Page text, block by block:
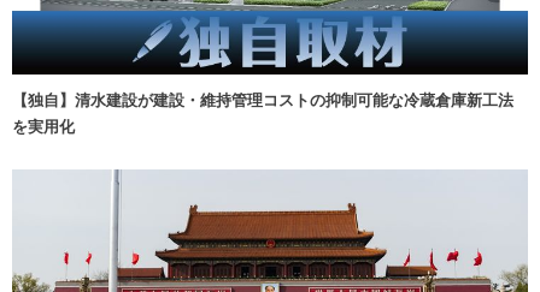
【独自】清水建設が建設・維持管理コストの抑制可能な冷蔵倉庫新工法
を実用化